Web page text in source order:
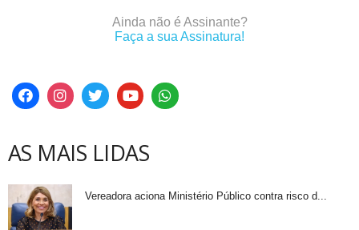
Ainda não é Assinante?
Faça a sua Assinatura!
AS MAIS LIDAS
Vereadora aciona Ministério Público contra risco d...